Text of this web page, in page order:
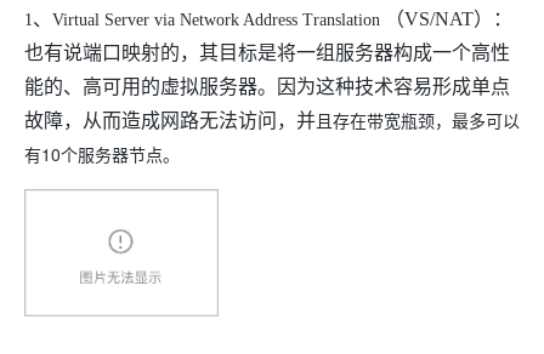
1、 Virtual Server via Network Address Translation （VS/NAT）：
也有说端口映射的，其目标是将一组服务器构成一个高性
能的、高可用的虚拟服务器。因为这种技术容易形成单点
故障，从而造成网路无法访问，并且存在带宽瓶颈，最多可以
有10个服务器节点。